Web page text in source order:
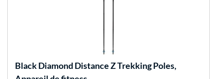
Black Diamond Distance Z Trekking Poles,